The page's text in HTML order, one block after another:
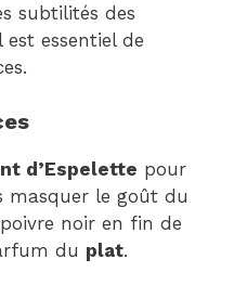
subtilités des
est essentiel de
d’Espelette pour
masquer le goût du
noir en fin de
du plat.